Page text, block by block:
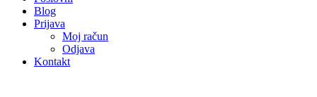
Blog
Prijava
Moj račun
Odjava
Kontakt